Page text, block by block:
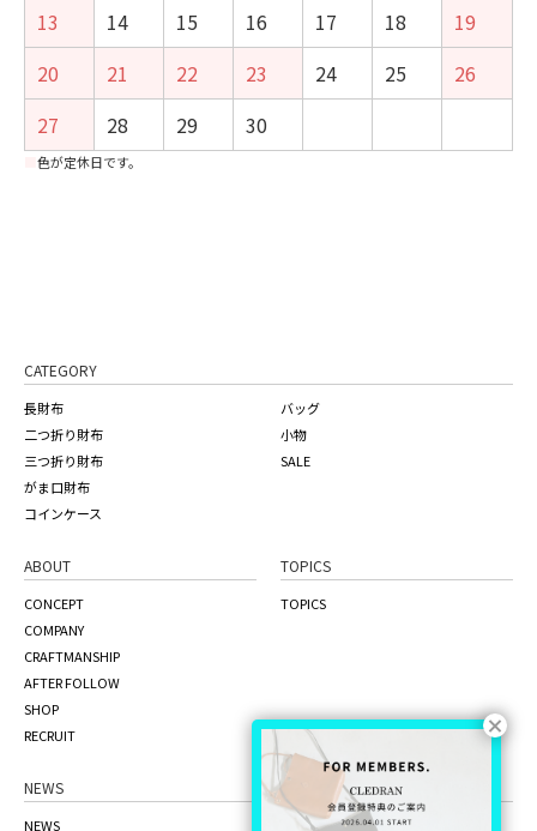
13
14 15 16 17 18
19
20
21 22 23 24 25
26
27
28 29 30
色が定休日です。
CATEGORY
長財布
二つ折り財布
三つ折り財布
がま口財布
コインケース
バッグ
小物
SALE
ABOUT
CONCEPT
COMPANY
CRAFTMANSHIP
AFTER FOLLOW
SHOP
RECRUIT
TOPICS
TOPICS
NEWS
NEWS
ONLINE STORE
the craft factory